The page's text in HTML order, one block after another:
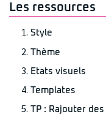
Les ressources
Style
Thème
Etats visuels
Templates
TP : Rajouter